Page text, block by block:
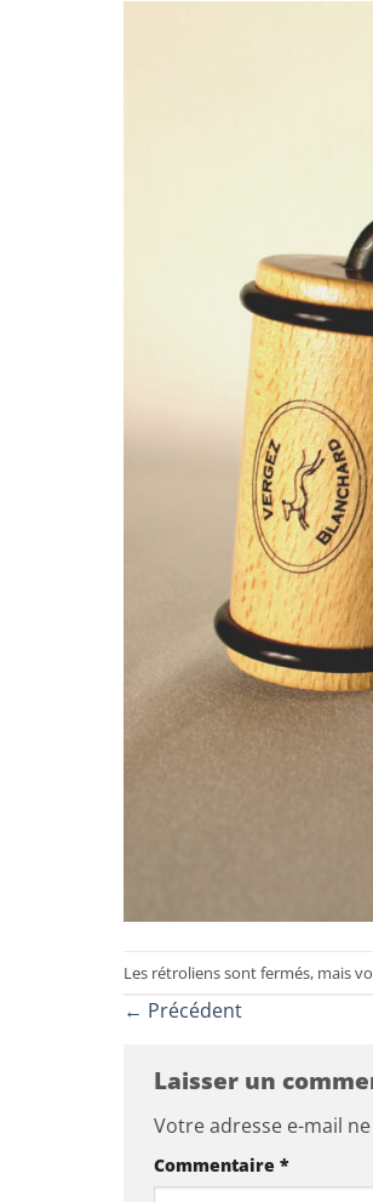
Les rétroliens sont fermés, mais
← Précédent
Laisser un
Votre adresse e-mail
Commentaire *